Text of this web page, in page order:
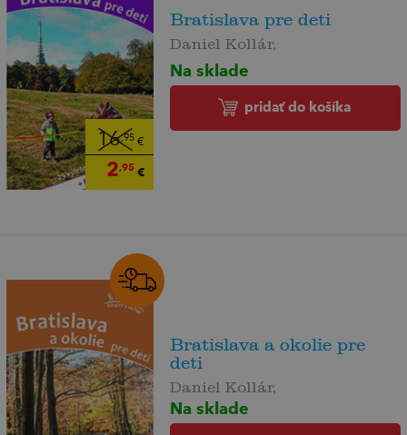
16,95€
2,95€
Bratislava pre deti
Daniel Kollár,
Na sklade
pridať do košíka
Bratislava a okolie pre
deti
Daniel Kollár,
Na sklade